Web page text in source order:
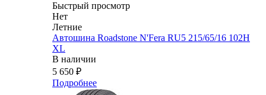
Быстрый просмотр
Нет
Летние
Автошина Roadstone N'Fera RU5 215/65/16 102H
XL
В наличии
5 650 ₽
Подробнее